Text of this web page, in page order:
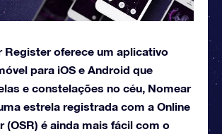
Register oferece um aplicativo
para iOS e Android que
e constelações no céu, Nomear
estrela registrada com a Online
(OSR) é ainda mais fácil com o